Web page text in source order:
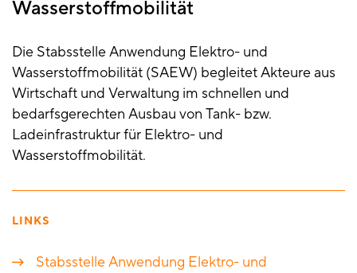
Wasserstoffmobilität
Die Stabsstelle Anwendung Elektro- und
Wasserstoffmobilität (SAEW) begleitet Akteure aus
Wirtschaft und Verwaltung im schnellen und
bedarfsgerechten Ausbau von Tank- bzw.
Ladeinfrastruktur für Elektro- und
Wasserstoffmobilität.
LINKS
Stabsstelle Anwendung Elektro- und